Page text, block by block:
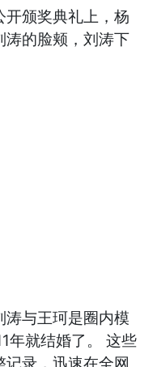
开颁奖典礼上，杨
涛的脸颊，刘涛下
涛与王珂是圈内模
年就结婚了。 这些